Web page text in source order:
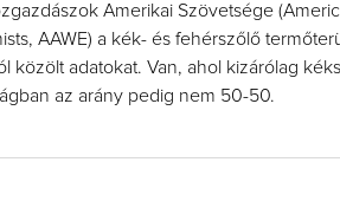
Amerikai Szövetsége
AAWE) a kék- és fehérszőlő
közölt adatokat. Van, ahol kizárólag
az arány pedig nem 50-50.